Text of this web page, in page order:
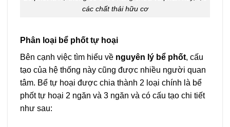
các chất thải hữu cơ
Phân loại bể phốt tự hoại
Bên cạnh việc tìm hiểu về nguyên lý bể phốt, cấu
tạo của hệ thống này cũng được nhiều người quan
tâm. Bể tự hoại được chia thành 2 loại chính là bể
phốt tự hoại 2 ngăn và 3 ngăn và có cấu tạo chi tiết
như sau: